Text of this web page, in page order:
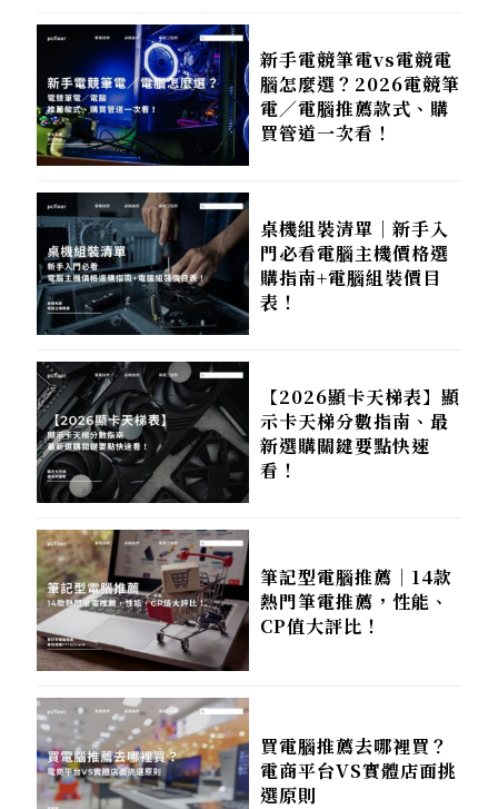
新手電競筆電vs電競電
腦怎麼選？2026電競筆
電／電腦推薦款式、購
買管道一次看！
桌機組裝清單｜新手入
門必看電腦主機價格選
購指南+電腦組裝價目
表！
【2026顯卡天梯表】顯
示卡天梯分數指南、最
新選購關鍵要點快速
看！
筆記型電腦推薦｜14款
熱門筆電推薦，性能、
CP值大評比！
買電腦推薦去哪裡買？
電商平台VS實體店面挑
選原則